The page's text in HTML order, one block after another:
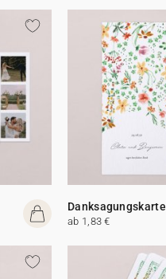
Danksagungskarte
ab 1,83 €